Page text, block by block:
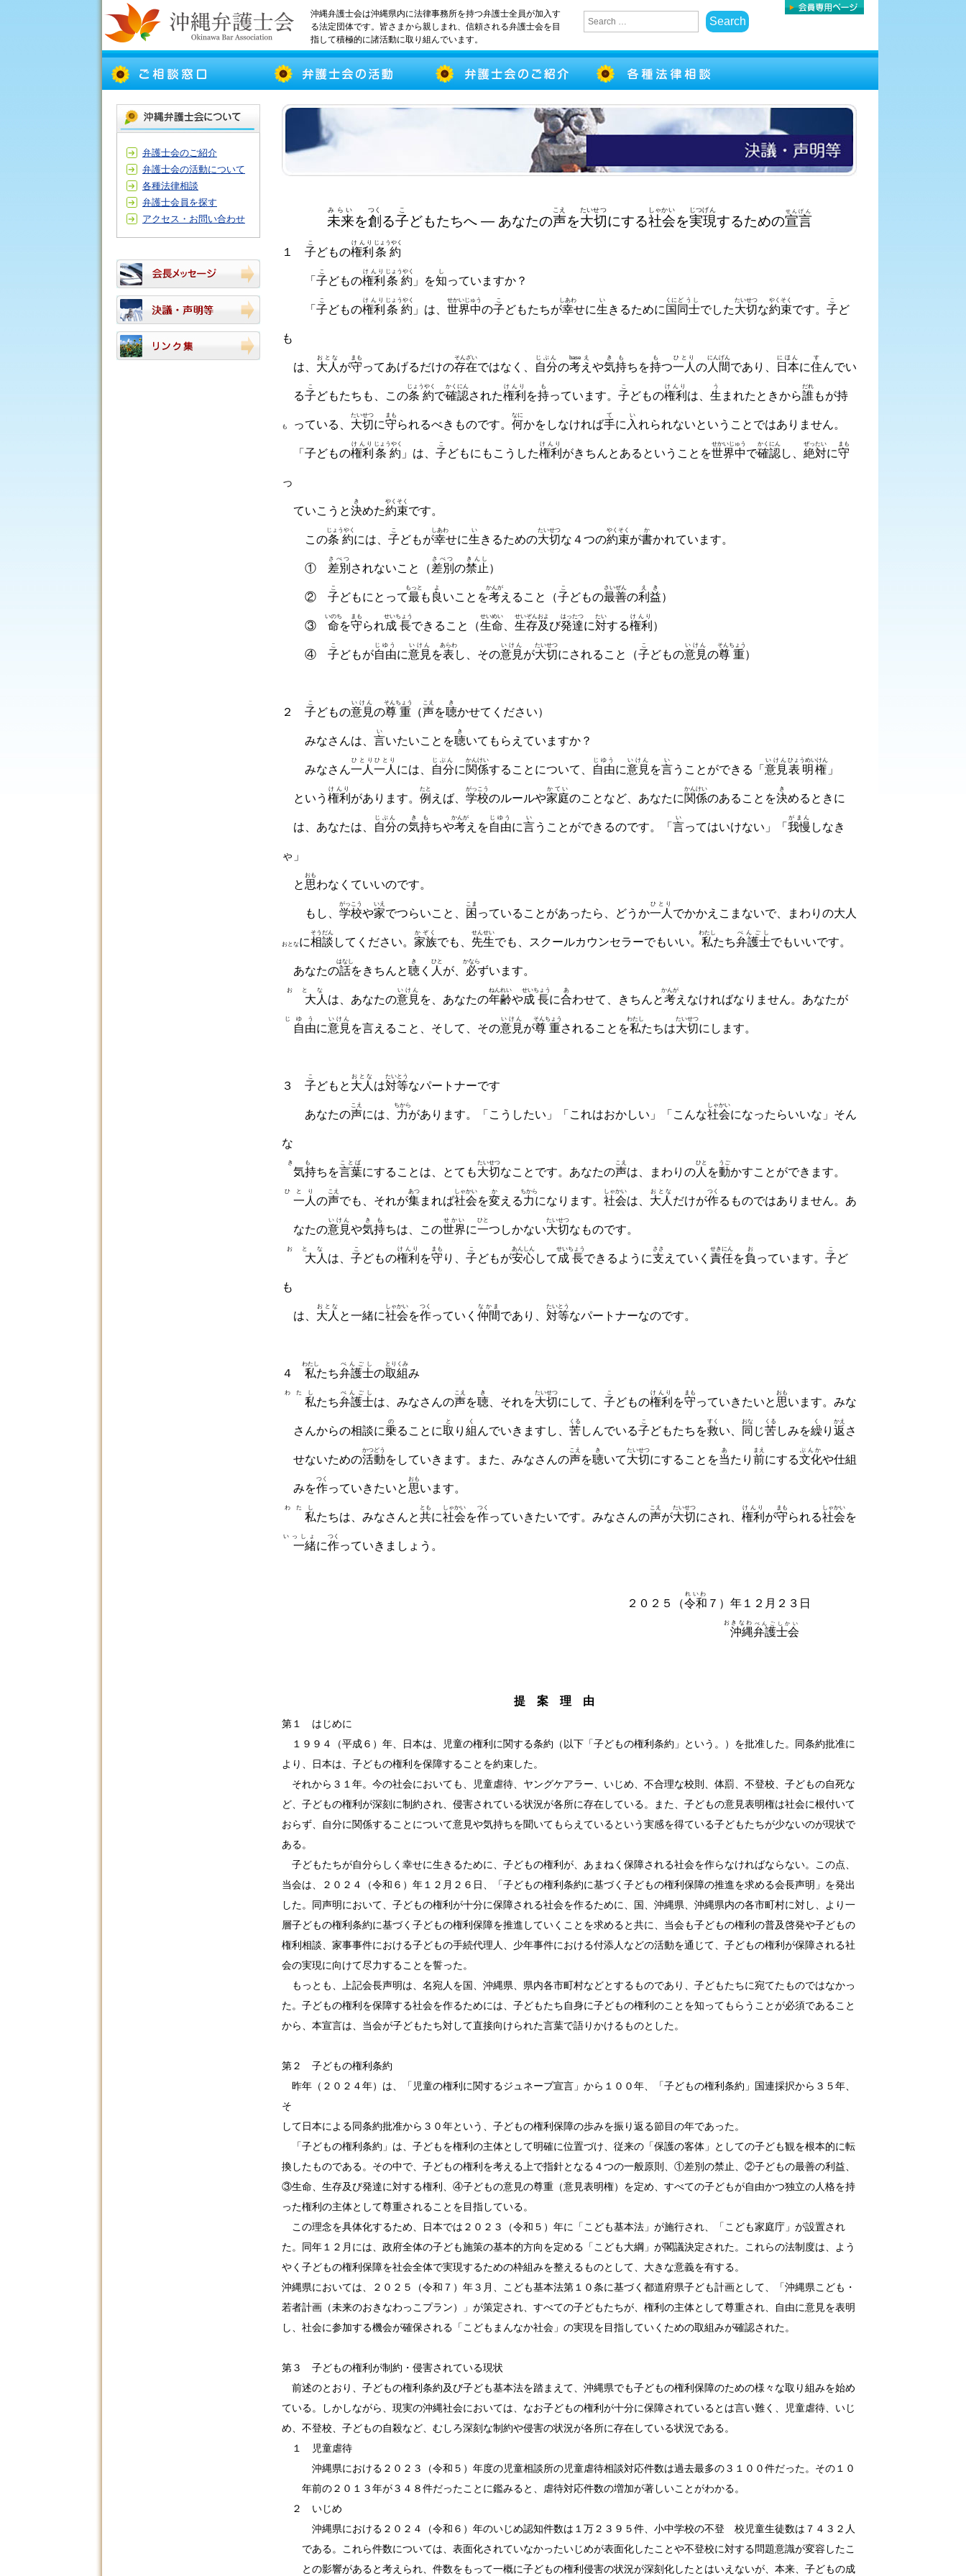
沖縄弁護士会は沖縄県内に法律事務所を持つ弁護士全員が加入す
る法定団体です。皆さまから親しまれ、信頼される弁護士会を目
指して積極的に諸活動に取り組んでいます。
弁護士会のご紹介
弁護士会の活動について
各種法律相談
弁護士会員を探す
アクセス・お問い合わせ
未来
みらい
を創
つく
る子
こ
どもたちへ ― あなたの声
こえ
を大切
たいせつ
にする社会
しゃかい
を実現
じつげん
するための宣言
せんげん
１ 子
こ
どもの権利
けんり
条約
じょうやく
「 子
こ
どもの権利
けんり
条約
じょうやく
」を知
し
っていますか？
「 子
こ
どもの権利
けんり
条約
じょうやく
」は、 世界中
せかいじゅう
の子
こ
どもたちが幸
しあわ
せに生
い
きるために 国
くに
同士
どうし
でした大切
たいせつ
な約束
やくそく
です。 子
こ
ど
も
は、 大人
おとな
が守
まも
ってあげるだけの存在
そんざい
ではなく、 自分
じぶん
の考
base
え
え
や気持
きも
ちを持
も
つ一人
ひとり
の人間
にんげん
であり、 日本
にほん
に住
す
んでい
る子
こ
どもたちも、この条約
じょうやく
で確認
かくにん
された権利
けんり
を持
も
っています。 子
こ
どもの権利
けんり
は、 生
う
まれたときから誰
だれ
もが持
も っている、 大切
たいせつ
に守
まも
られるべきものです。 何
なに
かをしなければ手
て
に 入
い
れられないということではありません。
「 子どもの権利
けんり
条約
じょうやく
」は、 子
こ
どもにもこうした権利
けんり
がきちんとあるということを世界中
せかいじゅう
で確認
かくにん
し、 絶対
ぜったい
に守
まも
っ
ていこ うと決
き
めた約束
やくそく
です。
この条約
じょうやく
には、 子
こ
どもが幸
しあわ
せに生
い
きるための大切
たいせつ
な４つの約束
やくそく
が書
か
かれています。
① 差別
さべつ
されないこと（差別
さべつ
の禁止
きんし
）
② 子
こ
どもにとって最
もっと
も 良
よ
いことを考
かんが
えること（子
こ
どもの最善
さいぜん
の利益
えき
）
③ 命
いのち
を守
まも
られ成長
せいちょう
できること（生命
せいめい
生存
せいぞん
及
およ
び発達
はったつ
に対
たい
する権利
けんり
）
④ 子
こ
どもが自由
じゆう
に意見
いけん
を表
あらわ
し、その意見
いけん
が大切
たいせつ
にされること（子
こ
どもの意見
いけん
の尊重
そんちょう
）
２ 子
こ
どもの意見
いけん
の尊重
そんちょう
（声
こえ
を聴
き
かせてください）
みなさんは、 言
い
いたいことを聴
き
いてもらえていますか？
みなさん一人一人
ひとりひとり
には、 自分
じぶん
に関係
かんけい
することについて、 自由
じゆう
に意見
いけん
を言
い
うことができる「 意見
いけん
表明権
ひょうめいけん
」
という 権利
けんり
があり ます。 例
たと
えば、 学校
がっこう
のルールや家庭
かてい
のことなど、あなたに関係
かんけい
のあることを決
き
めるときに
は、あなたは、 自分
じぶん
の気持
きも
ちや考
かんが
え を自由
じゆう
に言
い
うことができるのです。「 言
い
ってはいけない」「 我慢
がまん
しなき
ゃ」
と 思
おも
わなくていいのです。
もし、 学校
がっこう
や家
いえ
でつらいこと、 困
こま
っていることがあったら、どうか一人
ひとり
でかかえこまないで、まわりの大人
おとなに相談
そうだん
してください。 家族
かぞく
でも、 先生
せんせい
でも、スクールカウンセラーでもいい。 私
わたし
たち弁護士
べんごし
でもいいです。
あなたの話
はなし
をきちんと聴
き
く 人
ひと
が、 必
かなら
ずいます。
大人
おとな
は、あなたの意見
いけん
を、あなたの年齢
ねんれい
や成長
せいちょう
に合
あ
わせて、きちんと考
かんが
えなければなりません。あなたが
自由
じゆう
に意見
いけん
を言えること、そして、その意見
いけん
が尊重
そんちょう
されることを私
わたし
たちは大切
たいせつ
にします。
３ 子
こ
どもと 大人
おとな
は対等
たいとう
なパートナーです
あなたの声
こえ
には、 力
ちから
があります。「こうしたい」「これはおかしい」「こんな社会
しゃかい
になったらいいな」そん
な
気持
きも
ちを言葉
ことば
にすることは、とても大切
たいせつ
なことです。あなたの声
こえ
は、まわりの人
ひと
を動
うご
かすことができます。
一人
ひとり
の声
こえ
でも、それが集
あつ
まれば社会
しゃかい
を変
か
える力
ちから
になります。 社会
しゃかい
は、 大人
おとな
だけが作
つく
るものではありません。あ
なたの意見
いけん
や気持
きも
ちは、この世界
せかい
に一
ひと
つしかない大切
たいせつ
なものです。
大人
おとな
は、 子
こ
どもの権利
けんり
を守
まも
り、 子
こ
どもが安心
あんしん
して 成長
せいちょう
できるように支
ささ
えていく 責任
せきにん
を負
お
っています。 子
こ
ど
も
は、 大人
おとな
と一緒に社会
しゃかい
を作
つく
っていく 仲間
なかま
であり、 対等
たいとう
なパートナーなのです。
４ 私
わたし
たち弁護士
べんごし
の取組
とりくみ
み
私
わたし
たち弁護士
べんごし
は、みなさんの声
こえ
を聴
き
、それを大切
たいせつ
にして、 子
こ
どもの権利
けんり
を守
まも
っていきたいと 思
おも
います。みな
さんからの相談に乗
の
ることに取
と
り 組
く
んでいきますし、 苦
くる
しんでいる子
こ
どもたちを救
すく
い、 同
おな
じ苦
くる
しみを繰
く
り 返
かえ
さ
せないための活動
かつどう
をしていき ます。また、みなさんの声
こえ
を聴
き
いて大切
たいせつ
にすることを当
あ
たり 前
まえ
にする文化
ぶんか
や仕組
みを作
つく
っていきたいと 思
おも
います。
私
わたし
たちは、みなさんと共
とも
に社会
しゃかい
を作
つく
っていきたいです。みなさんの声
こえ
が大切
たいせつ
にされ、 権利
けんり
が守
まも
られる社会
しゃかい
を
一緒
いっしょ
に作
つく
っていきましょう。
２０２５（令和
れいわ
７）年１２月２３日
沖縄
おきなわ
弁護士会
べんごしかい
提 案 理 由
第１ はじめに
１９９４（平成６）年、日本は、児童の権利に関する条約（以下「子どもの権利条約」という。）を批准した。同条約批准に
より、日本は、子どもの権利を保障することを約束した。
それから３１年。今の社会においても、児童虐待、ヤングケアラー、いじめ、不合理な校則、体罰、不登校、子どもの自死な
ど、子どもの権利が深刻に制約され、侵害されている状況が各所に存在している。また、子どもの意見表明権は社会に根付いて
おらず、自分に関係することについて意見や気持ちを聞いてもらえているという実感を得ている子どもたちが少ないのが現状で
ある。
子どもたちが自分らしく幸せに生きるために、子どもの権利が、あまねく保障される社会を作らなければならない。この点、
当会は、２０２４（令和６）年１２月２６日、「子どもの権利条約に基づく子どもの権利保障の推進を求める会長声明」を発出
した。同声明において、子どもの権利が十分に保障される社会を作るために、国、沖縄県、沖縄県内の各市町村に対し、より一
層子どもの権利条約に基づく子どもの権利保障を推進していくことを求めると共に、当会も子どもの権利の普及啓発や子どもの
権利相談、家事事件における子どもの手続代理人、少年事件における付添人などの活動を通じて、子どもの権利が保障される社
会の実現に向けて尽力することを誓った。
もっとも、上記会長声明は、名宛人を国、沖縄県、県内各市町村などとするものであり、子どもたちに宛てたものではなかっ
た。子どもの権利を保障する社会を作るためには、子どもたち自身に子どもの権利のことを知ってもらうことが必須であること
から、本宣言は、当会が子どもたち対して直接向けられた言葉で語りかけるものとした。
第２ 子どもの権利条約
昨年（２０２４年）は、「児童の権利に関するジュネーブ宣言」から１００年、「子どもの権利条約」国連採択から３５年、
そ
して日本による同条約批准から３０年という、子どもの権利保障の歩みを振り返る節目の年であった。
「子どもの権利条約」は、子どもを権利の主体として明確に位置づけ、従来の「保護の客体」としての子ども観を根本的に転
換したものである。その中で、子どもの権利を考える上で指針となる４つの一般原則、①差別の禁止、②子どもの最善の利益、
③生命、生存及び発達に対する権利、④子どもの意見の尊重（意見表明権）を定め、すべての子どもが自由かつ独立の人格を持
った権利の主体として尊重されることを目指している。
この理念を具体化するため、日本では２０２３（令和５）年に「こども基本法」が施行され、「こども家庭庁」が設置され
た。同年１２月には、政府全体の子ども施策の基本的方向を定める「こども大綱」が閣議決定された。これらの法制度は、よう
やく子どもの権利保障を社会全体で実現するための枠組みを整えるものとして、大きな意義を有する。
沖縄県においては、２０２５（令和７）年３月、こども基本法第１０条に基づく都道府県子ども計画として、「沖縄県こども・
若者計画（未来のおきなわっこプラン）」が策定され、すべての子どもたちが、権利の主体として尊重され、自由に意見を表明
し、社会に参加する機会が確保される「こどもまんなか社会」の実現を目指していくための取組みが確認された。
第３ 子どもの権利が制約・侵害されている現状
前述のとおり、子どもの権利条約及び子ども基本法を踏まえて、沖縄県でも子どもの権利保障のための様々な取り組みを始め
ている。しかしながら、現実の沖縄社会においては、なお子どもの権利が十分に保障されているとは言い難く、児童虐待、いじ
め、不登校、子どもの自殺など、むしろ深刻な制約や侵害の状況が各所に存在している状況である。
１ 児童虐待
沖縄県における２０２３（令和５）年度の児童相談所の児童虐待相談対応件数は過去最多の３１００件だった。その１０
年前の２０１３年が３４８件だったことに鑑みると、虐待対応件数の増加が著しいことがわかる。
２ いじめ
沖縄県における２０２４（令和６）年のいじめ認知件数は１万２３９５件、小中学校の不登 校児童生徒数は７４３２人
である。これら件数については、表面化されていなかったいじめが表面化したことや不登校に対する問題意識が変容したこ
との影響があると考えられ、件数をもって一概に子どもの権利侵害の状況が深刻化したとはいえないが、本来、子どもの成